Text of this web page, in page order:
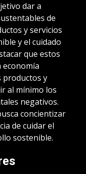
dar a
de
y servicios
y el cuidado
que estos
productos y
al mínimo los
negativos.
concientizar
de cuidar el
sostenible.